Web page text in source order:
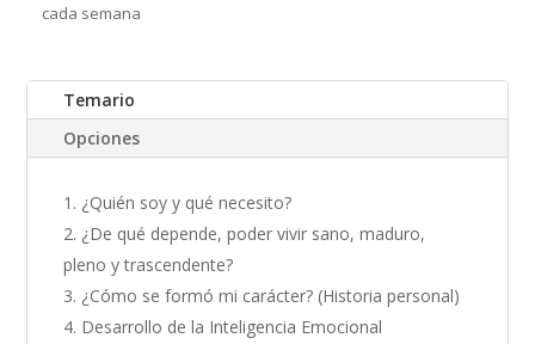
cada semana
Temario
Opciones
¿Quién soy y qué necesito?
¿De qué depende, poder vivir sano, maduro,
pleno y trascendente?
¿Cómo se formó mi carácter? (Historia personal)
Desarrollo de la Inteligencia Emocional